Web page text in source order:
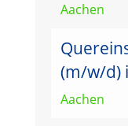
Aachen
(m/w/d)
Aachen